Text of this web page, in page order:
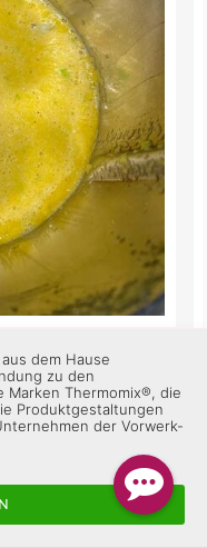
Der Shot weckt
dem Hause
zu den
Marken Thermomix®, die
Produktgestaltungen
der Vorwerk-